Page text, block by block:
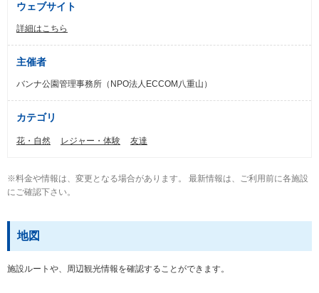
ウェブサイト
詳細はこちら
主催者
バンナ公園管理事務所（NPO法人ECCOM八重山）
カテゴリ
花・自然 レジャー・体験 友達
※料金や情報は、変更となる場合があります。 最新情報は、ご利用前に各施設
にご確認下さい。
地図
施設ルートや、周辺観光情報を確認することができます。